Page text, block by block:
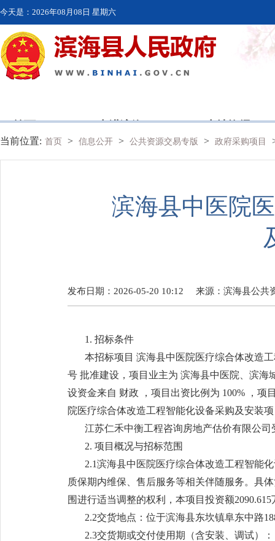
今天是： 2026年08月08日 星期六
首页 走进滨海 本地资讯
当前位置: 首页 > 信息公开 > 公共资源交易专版 > 政府采购项目
滨海县中医院
发布日期：2026-05-20 10:12 来源： 滨海县公共
1. 招标条件
本招标项目 滨海县中医院医疗综合体改造
号 批准建设，项目业主为 滨海县中医院、滨
设资金来自 财政 ，项目出资比例为 100% ，
院医疗综合体改造工程智能化设备采购及安装
江苏仁禾中衡工程咨询房地产估价有限公
2. 项目概况与招标范围
2.1滨海县中医院医疗综合体改造工程智能
质保期内维保、售后服务等相关伴随服务。具
围进行适当调整的权利，本项目投资额2090.615
2.2交货地点：位于滨海县东坎镇阜东中路
2.3交货期或交付使用期（含安装、调试）